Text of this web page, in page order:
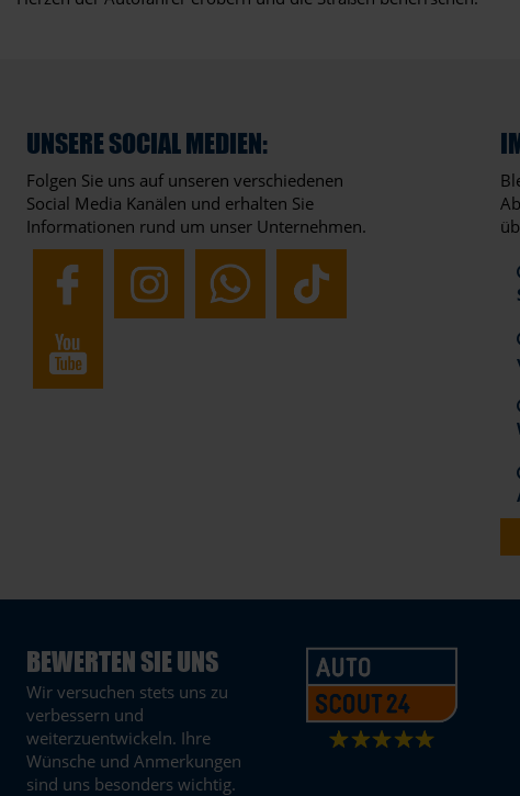
UNSERE SOCIAL MEDIEN:
Folgen Sie uns auf unseren verschiedenen
Social Media Kanälen und erhalten Sie
Informationen rund um unser Unternehmen.
BEWERTEN SIE UNS
Wir versuchen stets uns zu
verbessern und
weiterzuentwickeln. Ihre
Wünsche und Anmerkungen
sind uns besonders wichtig.